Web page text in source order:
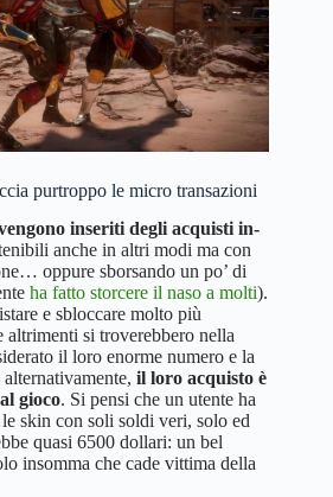
purtroppo le micro transazioni
inseriti degli acquisti in-
anche in altri modi ma con
oppure sborsando un po’ di
ha fatto storcere il naso a molti).
e sbloccare molto più
altrimenti si troverebbero nella
il loro enorme numero e la
il loro acquisto è
gioco. Si pensi che un utente ha
skin con soli soldi veri, solo ed
quasi 6500 dollari: un bel
insomma che cade vittima della